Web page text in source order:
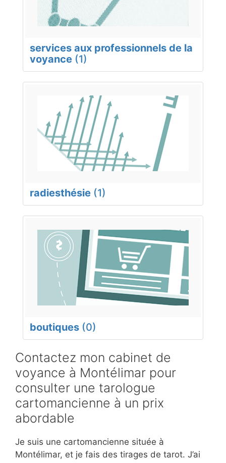
services aux professionnels de la
voyance (1)
radiesthésie (1)
boutiques (0)
Contactez mon cabinet de
voyance à Montélimar pour
consulter une tarologue
cartomancienne à un prix
abordable
Je suis une cartomancienne située à
Montélimar, et je fais des tirages de tarot. J’ai